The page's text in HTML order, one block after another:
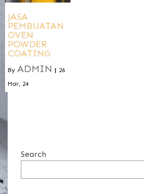
JASA
PEMBUATAN
OVEN
POWDER
COATING
By ADMIN | 26
Mar, 24
Search